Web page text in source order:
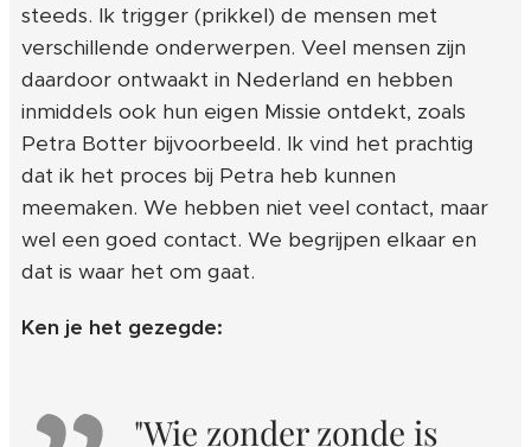
steeds. Ik trigger (prikkel) de mensen met
verschillende onderwerpen. Veel mensen zijn
daardoor ontwaakt in Nederland en hebben
inmiddels ook hun eigen Missie ontdekt, zoals
Petra Botter bijvoorbeeld. Ik vind het prachtig
dat ik het proces bij Petra heb kunnen
meemaken. We hebben niet veel contact, maar
wel een goed contact. We begrijpen elkaar en
dat is waar het om gaat.
Ken je het gezegde:
"Wie zonder zonde is